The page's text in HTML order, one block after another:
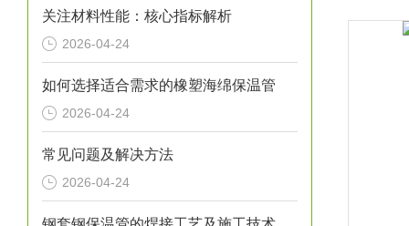
关注材料性能：核心指标解析
2026-04-24
如何选择适合需求的橡塑海绵保温管
2026-04-24
常见问题及解决方法
2026-04-24